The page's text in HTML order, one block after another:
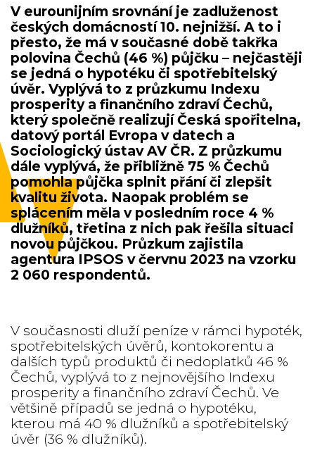
V eurounijním srovnání je zadluženost
českých domácností 10. nejnižší. A to i
přesto, že má v současné době takřka
polovina Čechů (46 %) půjčku – nejčastěji
se jedná o hypotéku či spotřebitelský
úvěr. Vyplývá to z průzkumu Indexu
prosperity a finančního zdraví Čechů,
který společně realizují Česká spořitelna,
datový portál Evropa v datech a
Sociologický ústav AV ČR. Z průzkumu
dále vyplývá, že přibližně 75 % Čechů
pomohla půjčka splnit přání či zlepšit
kvalitu života. Naopak problém se
splácením měla v posledním roce 4 %
dlužníků, třetina z nich pak řešila situaci
novou půjčkou. Průzkum zajistila
agentura IPSOS v červnu 2023 na vzorku
2 060 respondentů.
V současnosti dluží peníze v rámci hypoték,
spotřebitelských úvěrů, kontokorentu a
dalších typů produktů či nedoplatků 46 %
Čechů, vyplývá to z nejnovějšího Indexu
prosperity a finančního zdraví Čechů. Ve
většině případů se jedná o hypotéku,
kterou má 40 % dlužníků a spotřebitelský
úvěr (36 % dlužníků).